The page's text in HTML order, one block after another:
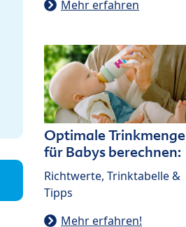
Mehr erfahren
Optimale Trinkmenge
für Babys berechnen:
Richtwerte, Trinktabelle &
Tipps
Mehr erfahren!